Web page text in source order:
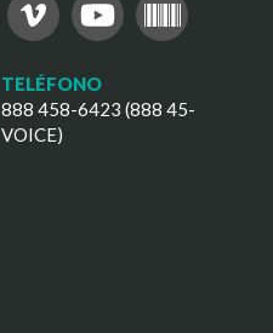
TELÉFONO
888 458-6423 (888 45-
VOICE)